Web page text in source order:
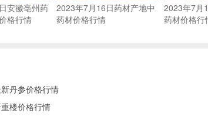
安徽亳州药
格行情
2023年7月16日药材产地中
药材价格行情
2023年7月
药材价格行
丹参价格行情
楼价格行情